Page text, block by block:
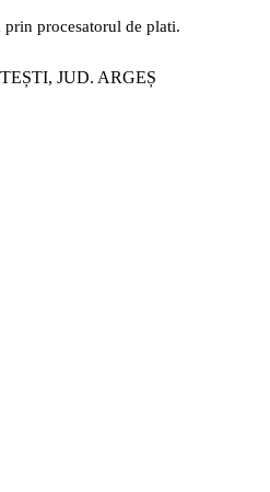
procesatorul de plati.
JUD. ARGEȘ